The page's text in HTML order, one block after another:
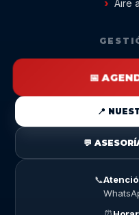
Aire
📅
📍
💬
📞